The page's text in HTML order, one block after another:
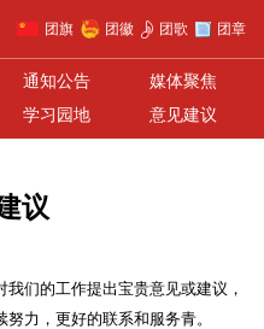
团旗 团徽 团歌 团章
通知公告
媒体聚焦
学习园地 意见建议
议
们的工作提出宝贵意见或建议，
力，更好的联系和服务青。